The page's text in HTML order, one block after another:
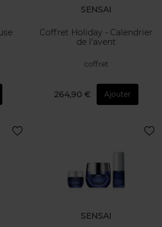
SENSAI
Coffret Holiday - Calendrier
de l'avent
coffret
264,90 € Ajouter
SENSAI